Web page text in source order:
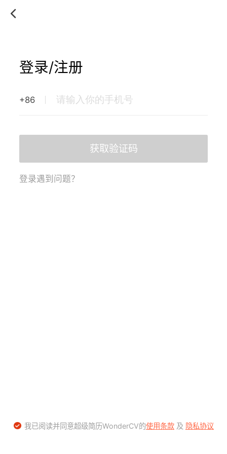
登录/注册
+86
获取验证码
登录遇到问题？
我已阅读并同意超级简历WonderCV的使用条款及 隐私协议